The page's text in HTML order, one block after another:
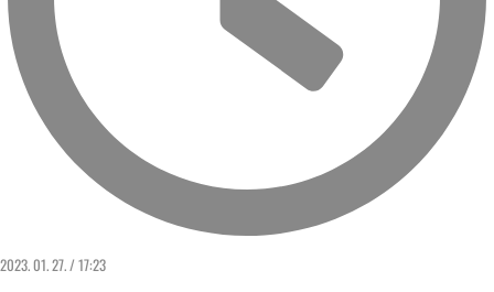
2023. 01. 27. / 17:23